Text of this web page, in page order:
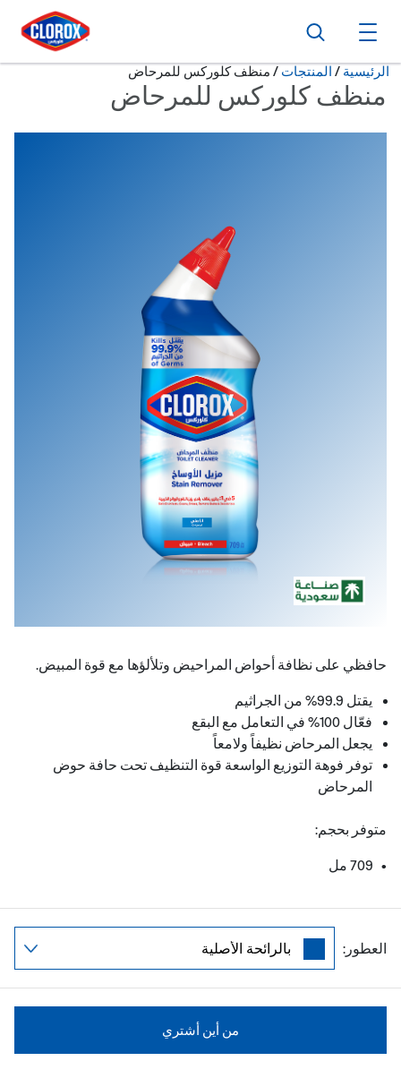
بحث
الرئيسية / المنتجات حالياً:
منظف كلوركس للمرحاض
منظف كلوركس للمرحاض
حافظي على نظافة أحواض المراحيض وتلألؤها مع قوة المبيض.
يقتل 9.99% من الجراثيم
فعّال 001% في التعامل مع البقع
يجعل المرحاض نظيفاً ولامعاً
توفر فوهة التوزيع الواسعة قوة التنظيف تحت حافة حوض
المرحاض
متوفر بحجم:
• 907 مل
العطور:
من أين أشتري